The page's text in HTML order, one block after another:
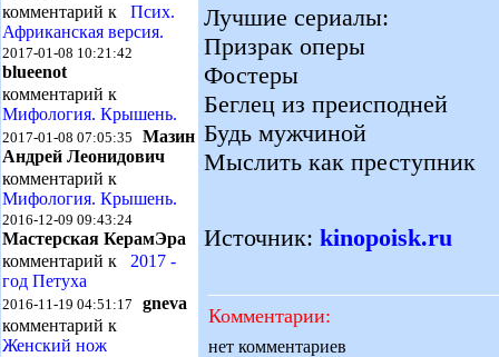
комментарий к Псих.
Африканская версия.
2017-01-08 10:21:42
blueenot
комментарий к
Мифология. Крышень.
2017-01-08 07:05:35 Мазин
Андрей Леонидович
комментарий к
Мифология. Крышень.
2016-12-09 09:43:24
Мастерская КерамЭра
комментарий к 2017 -
год Петуха
2016-11-19 04:51:17 gneva
комментарий к
Женский нож
Лучшие сериалы:
Призрак оперы
Фостеры
Беглец из преисподней
Будь мужчиной
Мыслить как преступник
Источник: kinopoisk.ru
Комментарии:
нет комментариев